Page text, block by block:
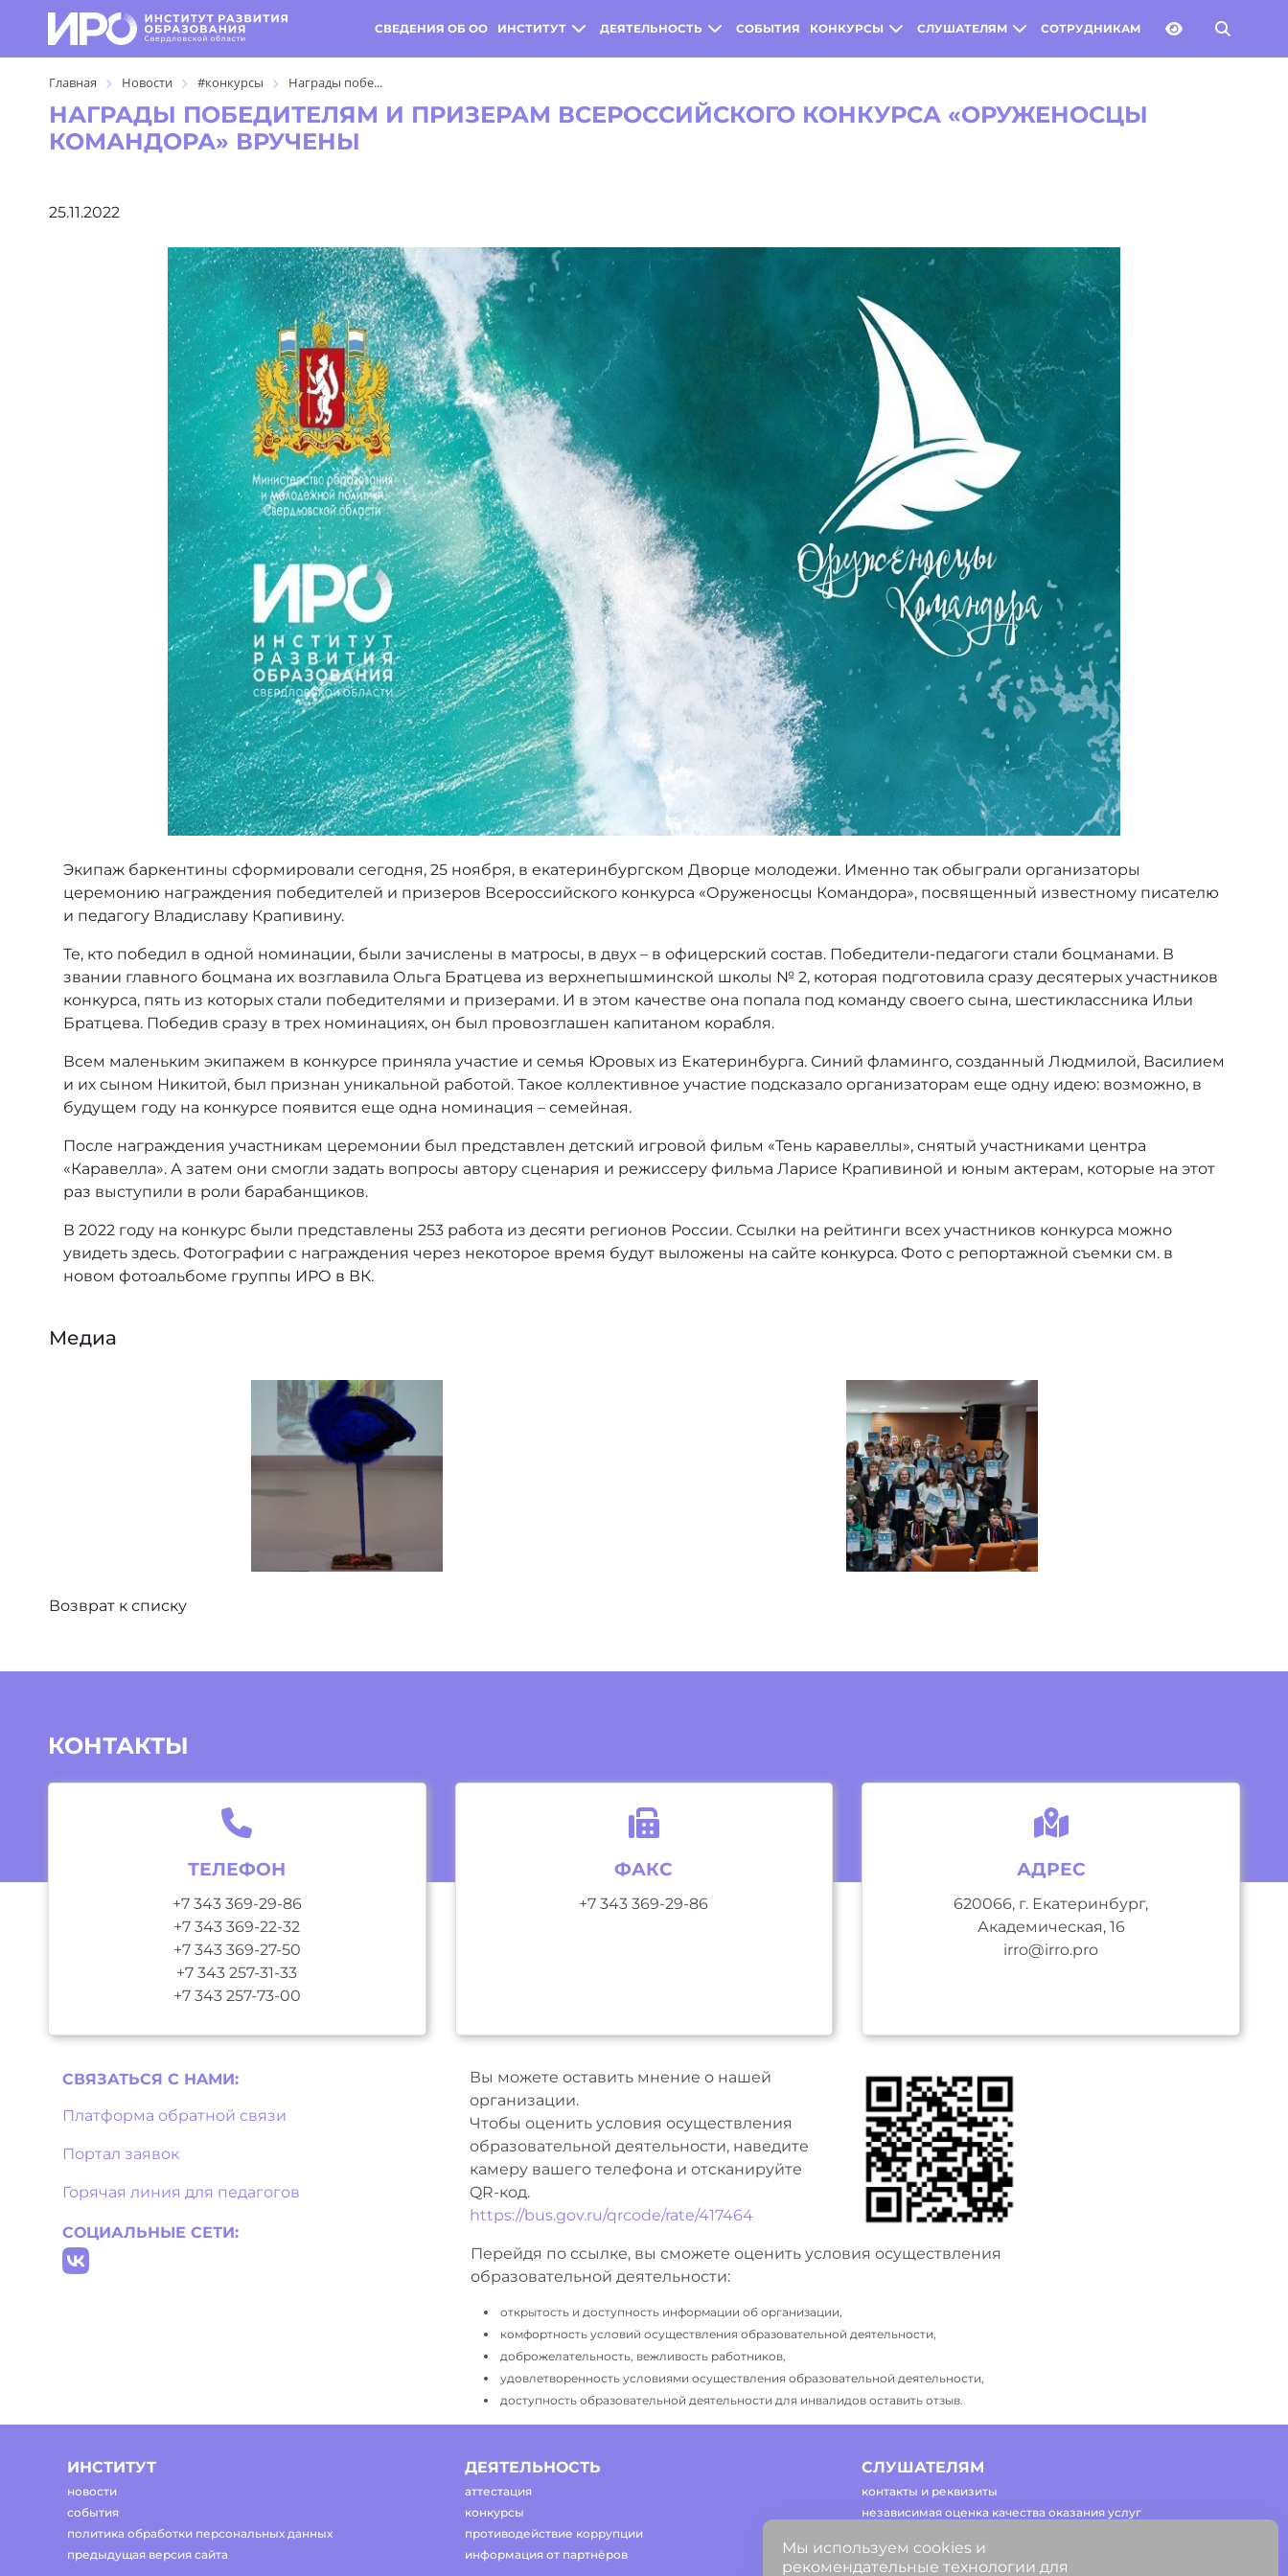
СВЕДЕНИЯ ОБ ОО ИНСТИТУТ ДЕЯТЕЛЬНОСТЬ СОБЫТИЯ КОНКУРСЫ СЛУШАТЕЛЯМ СОТРУДНИКАМ
Главная Новости #конкурсы Награды побе...
НАГРАДЫ ПОБЕДИТЕЛЯМ И ПРИЗЕРАМ ВСЕРОССИЙСКОГО КОНКУРСА «ОРУЖЕНОСЦЫ
КОМАНДОРА» ВРУЧЕНЫ
25.11.2022
Экипаж баркентины сформировали сегодня, 25 ноября, в екатеринбургском Дворце молодежи. Именно так обыграли организаторы
церемонию награждения победителей и призеров Всероссийского конкурса «Оруженосцы Командора», посвященный известному писателю
и педагогу Владиславу Крапивину.
Те, кто победил в одной номинации, были зачислены в матросы, в двух – в офицерский состав. Победители-педагоги стали боцманами. В
звании главного боцмана их возглавила Ольга Братцева из верхнепышминской школы № 2, которая подготовила сразу десятерых участников
конкурса, пять из которых стали победителями и призерами. И в этом качестве она попала под команду своего сына, шестиклассника Ильи
Братцева. Победив сразу в трех номинациях, он был провозглашен капитаном корабля.
Всем маленьким экипажем в конкурсе приняла участие и семья Юровых из Екатеринбурга. Синий фламинго, созданный Людмилой, Василием
и их сыном Никитой, был признан уникальной работой. Такое коллективное участие подсказало организаторам еще одну идею: возможно, в
будущем году на конкурсе появится еще одна номинация – семейная.
После награждения участникам церемонии был представлен детский игровой фильм «Тень каравеллы», снятый участниками центра
«Каравелла». А затем они смогли задать вопросы автору сценария и режиссеру фильма Ларисе Крапивиной и юным актерам, которые на этот
раз выступили в роли барабанщиков.
В 2022 году на конкурс были представлены 253 работа из десяти регионов России. Ссылки на рейтинги всех участников конкурса можно
увидеть здесь. Фотографии с награждения через некоторое время будут выложены на сайте конкурса. Фото с репортажной съемки см. в
новом фотоальбоме группы ИРО в ВК.
Медиа
Возврат к списку
КОНТАКТЫ
ТЕЛЕФОН
+7 343 369-29-86
+7 343 369-22-32
+7 343 369-27-50
+7 343 257-31-33
+7 343 257-73-00
ФАКС
+7 343 369-29-86
АДРЕС
620066, г. Екатеринбург,
Академическая, 16
irro@irro.pro
СВЯЗАТЬСЯ С НAМИ:
Платформа обратной связи
Портал заявок
Горячая линия для педагогов
СОЦИАЛЬНЫЕ СЕТИ:
Вы можете оставить мнение о нашей
организации.
Чтобы оценить условия осуществления
образовательной деятельности, наведите
камеру вашего телефона и отсканируйте
QR-код.
https://bus.gov.ru/qrcode/rate/417464
Перейдя по ссылке, вы сможете оценить условия осуществления
образовательной деятельности:
открытость и доступность информации об организации,
комфортность условий осуществления образовательной деятельности,
доброжелательность, вежливость работников,
удовлетворенность условиями осуществления образовательной деятельности,
доступность образовательной деятельности для инвалидов оставить отзыв.
ИНСТИТУТ
новости
события
политика обработки персональных данных
предыдущая версия сайта
ДЕЯТЕЛЬНОСТЬ
аттестация
конкурсы
противодействие коррупции
информация от партнёров
СЛУШАТЕЛЯМ
контакты и реквизиты
независимая оценка качества оказания услуг
регламент работы сайта
Мы используем cookies и
рекомендательные технологии для